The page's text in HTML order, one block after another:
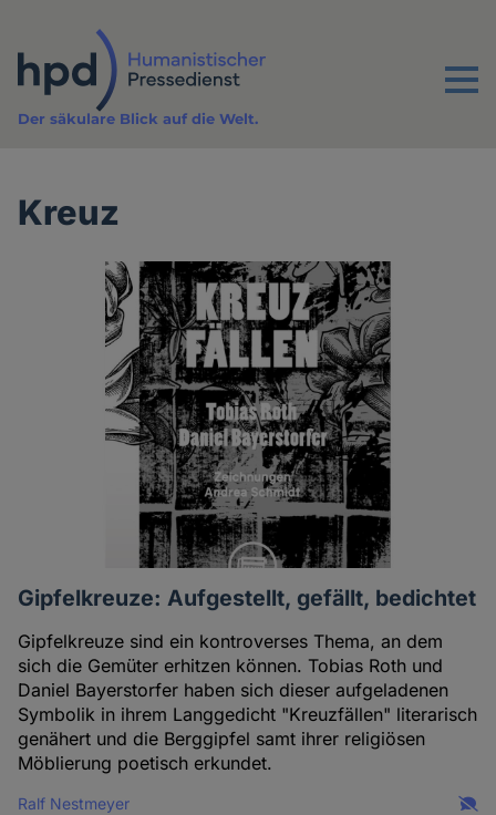
Inhalt
Menu
Der säkulare Blick auf die Welt.
Kreuz
Gipfelkreuze: Aufgestellt, gefällt, bedichtet
Gipfelkreuze sind ein kontroverses Thema, an dem
sich die Gemüter erhitzen können. Tobias Roth und
Daniel Bayerstorfer haben sich dieser aufgeladenen
Symbolik in ihrem Langgedicht "Kreuzfällen" literarisch
genähert und die Berggipfel samt ihrer religiösen
Möblierung poetisch erkundet.
Ralf Nestmeyer